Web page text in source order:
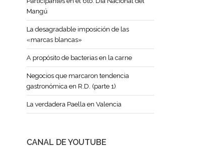
Mangú
La desagradable imposición de las
«marcas blancas»
A propósito de bacterias en la carne
Negocios que marcaron tendencia
gastronómica en R.D. (parte 1)
La verdadera Paella en Valencia
CANAL DE YOUTUBE